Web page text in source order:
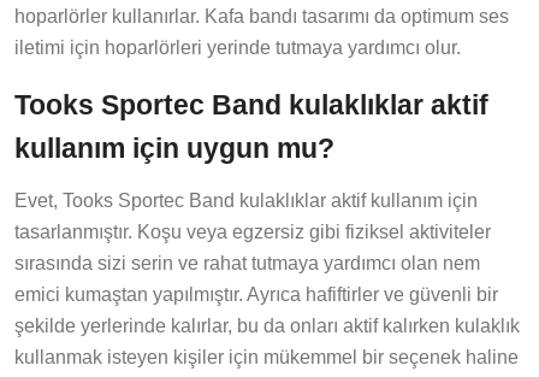
hoparlörler kullanırlar. Kafa bandı tasarımı da optimum ses
iletimi için hoparlörleri yerinde tutmaya yardımcı olur.
Tooks Sportec Band kulaklıklar aktif
kullanım için uygun mu?
Evet, Tooks Sportec Band kulaklıklar aktif kullanım için
tasarlanmıştır. Koşu veya egzersiz gibi fiziksel aktiviteler
sırasında sizi serin ve rahat tutmaya yardımcı olan nem
emici kumaştan yapılmıştır. Ayrıca hafiftirler ve güvenli bir
şekilde yerlerinde kalırlar, bu da onları aktif kalırken kulaklık
kullanmak isteyen kişiler için mükemmel bir seçenek haline